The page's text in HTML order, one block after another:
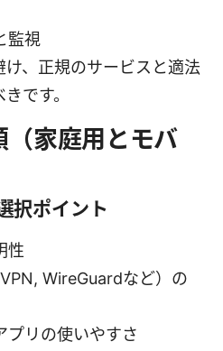
監視
け、正規のサービスと適法
です。
（家庭用とモバ
択ポイント
性
WireGuardなど）の
プリの使いやすさ